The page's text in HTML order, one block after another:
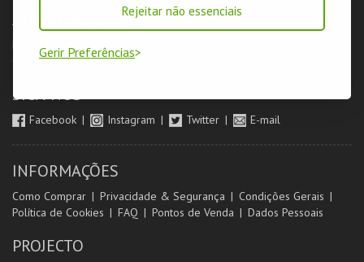
Rejeitar não essenciais
Gerir Preferências
AUTENTICAÇÃO
Login & Registo de Clientes
Orientadores de Salas
SIGA-NOS
Facebook Instagram Twitter E-mail
INFORMAÇÕES
Como Comprar Privacidade & Segurança
Condições Gerais
Política de Cookies
FAQ Pontos de Venda Dados Pessoais
PROJECTO